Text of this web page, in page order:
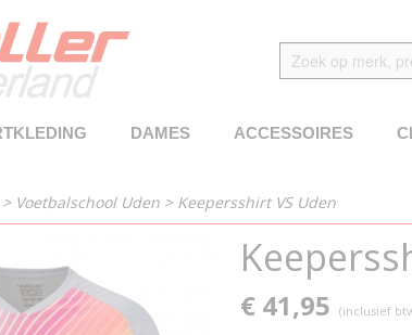
DAMES ACCESSOIRES
> Voetbalschool Uden > Keepersshirt VS Uden
€ 41,95 (inclusief